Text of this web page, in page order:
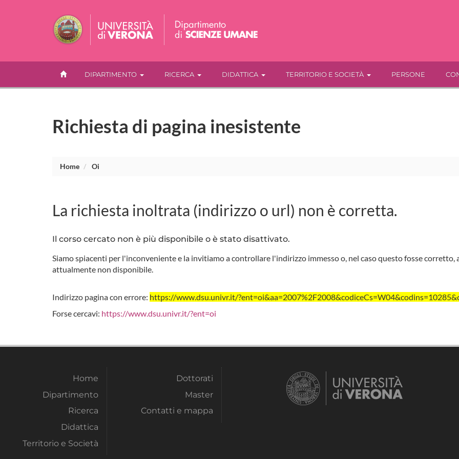
DIPARTIMENTO RICERCA DIDATTICA TERRITORIO E SOCIETÀ PERSONE
Richiesta di pagina inesistente
Home Oi
La richiesta inoltrata (indirizzo o url) non è corretta.
Il corso cercato non è più disponibile o è stato disattivato.
Siamo spiacenti per l'inconveniente e la invitiamo a controllare l'indirizzo immesso o, nel caso questo fosse
attualmente non disponibile.
Indirizzo pagina con errore: https://www.dsu.univr.it/
Forse cercavi: https://www.dsu.univr.it/?ent=oi
Home
Dipartimento
Ricerca
Didattica
Territorio e Società
Dottorati
Master
Contatti e mappa